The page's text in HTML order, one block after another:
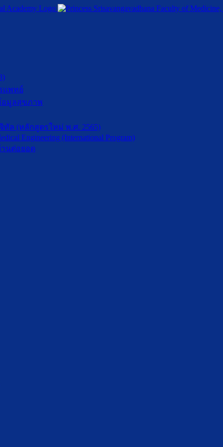
แพทย์
อมูลสุขภาพ
ล (หลักสูตรใหม่ พ.ศ. 2565)
Engineering (International Program)
นต่อยอด